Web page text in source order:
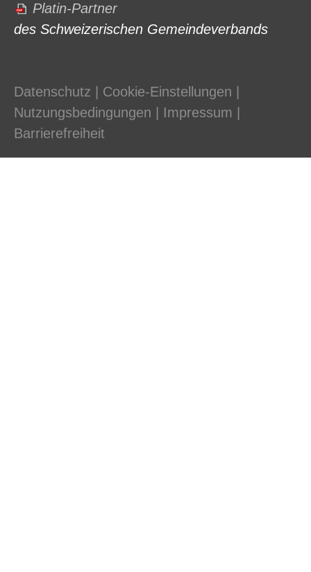
Platin-Partner
des Schweizerischen Gemeindeverbands
Datenschutz Cookie-Einstellungen
Nutzungsbedingungen
Impressum
Barrierefreiheit